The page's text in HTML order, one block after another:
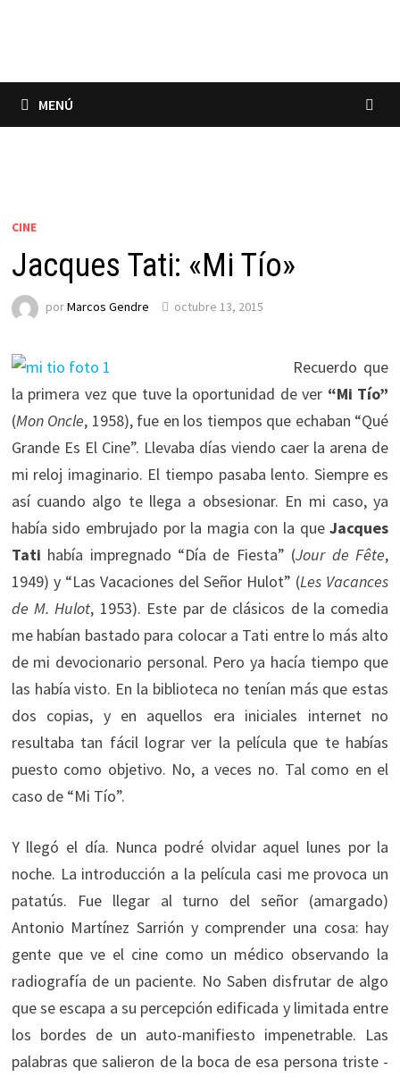
MENÚ
CINE
Jacques Tati: «Mi Tío»
porMarcos Gendre octubre 13, 2015
Recuerdo que
la primera vez que tuve la oportunidad de ver “Mi Tío”
(Mon Oncle, 1958), fue en los tiempos que echaban “Qué
Grande Es El Cine”. Llevaba días viendo caer la arena de
mi reloj imaginario. El tiempo pasaba lento. Siempre es
así cuando algo te llega a obsesionar. En mi caso, ya
había sido embrujado por la magia con la queJacques
Tati había impregnado “Día de Fiesta” (Jour de Fête,
1949) y “Las Vacaciones del Señor Hulot” (Les Vacances
de M. Hulot, 1953). Este par de clásicos de la comedia
me habían bastado para colocar a Tati entre lo más alto
de mi devocionario personal. Pero ya hacía tiempo que
las había visto. En la biblioteca no tenían más que estas
dos copias, y en aquellos era iniciales internet no
resultaba tan fácil lograr ver la película que te habías
puesto como objetivo. No, a veces no. Tal como en el
caso de “Mi Tío”.
Y llegó el día. Nunca podré olvidar aquel lunes por la
noche. La introducción a la película casi me provoca un
patatús. Fue llegar al turno del señor (amargado)
Antonio Martínez Sarrión y comprender una cosa: hay
gente que ve el cine como un médico observando la
radiografía de un paciente. No Saben disfrutar de algo
que se escapa a su percepción edificada y limitada entre
los bordes de un auto-manifiesto impenetrable. Las
palabras que salieron de la boca de esa persona triste -